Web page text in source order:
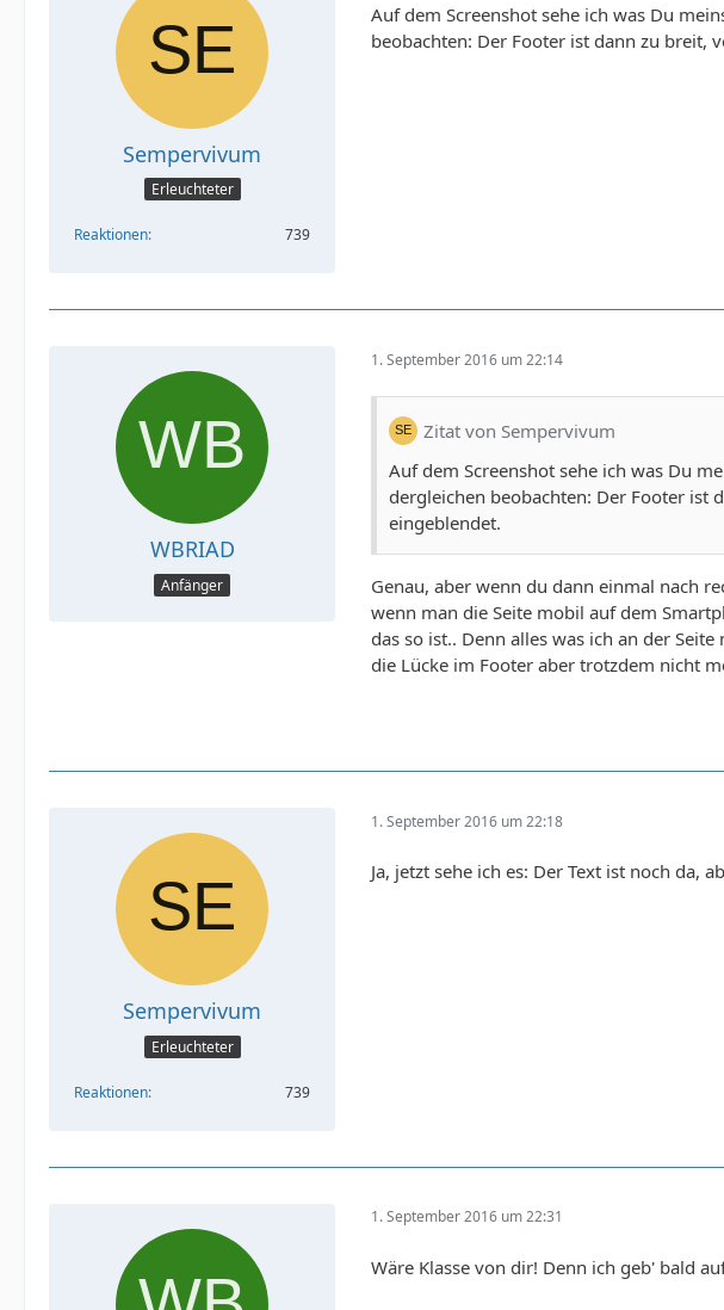
Sempervivum
Erleuchteter
Reaktionen 739
Auf dem Screenshot sehe ich was Du
beobachten: Der Footer ist dann zu breit,
WBRIAD
Anfänger
1. September 2016 um 22:14
Zitat von Sempervivum
Auf dem Screenshot sehe ich was Du
dergleichen beobachten: Der Footer ist
eingeblendet.
Genau, aber wenn du dann einmal nach
wenn man die Seite mobil auf dem
das so ist.. Denn alles was ich an der
die Lücke im Footer aber trotzdem nicht
Sempervivum
Erleuchteter
Reaktionen 739
1. September 2016 um 22:18
Ja, jetzt sehe ich es: Der Text ist noch da,
1. September 2016 um 22:31
Wäre Klasse von dir! Denn ich geb' bald